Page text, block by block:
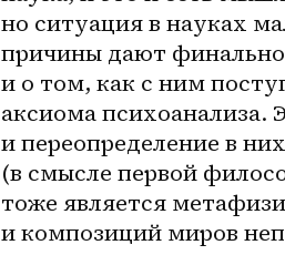
но ситуация в науках
причины дают
и о том, как с ним
аксиома психоанализа.
и переопределение в
(в смысле первой
тоже является
и композиций миров